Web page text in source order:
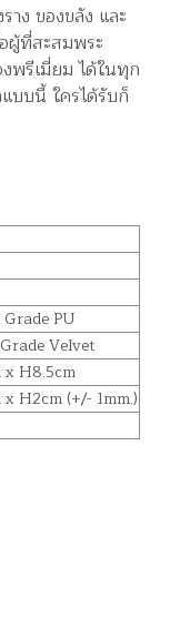
าง ของขลัง และ
ผู้ที่สะสมพระ
พรีเมี่ยม ได้ในทุก
บบนี้ ใครได้รับก็
PU
Velvet
x H8.5cm
H2cm (+/- 1mm.)